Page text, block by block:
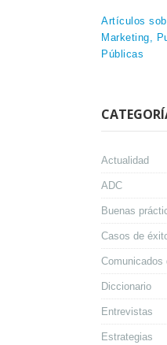
Artículos
Marketing,
Públicas
Actualidad
ADC
Buenas
Casos de
Comunicados
Diccionario
Entrevistas
Estrategias